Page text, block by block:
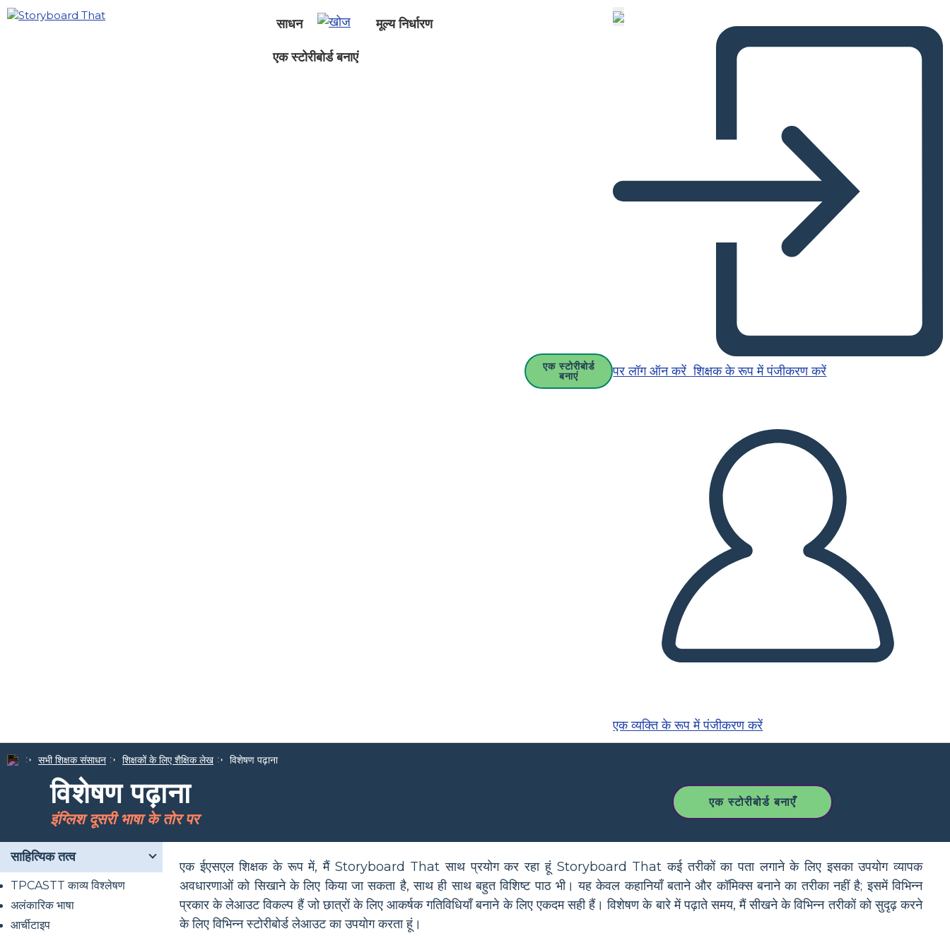
साधन मूल्य निर्धारण
एक स्टोरीबोर्ड बनाएं
एक स्टोरीबोर्ड
बनाएं पर लॉग ऑन करें शिक्षक के रूप में पंजीकरण करें
एक व्यक्ति के रूप में पंजीकरण करें
सभी शिक्षक संसाधन शिक्षकों के लिए शैक्षिक लेख विशेषण पढ़ाना
विशेषण पढ़ाना
इंग्लिश दूसरी भाषा के तोर पर
एक स्टोरीबोर्ड बनाएँ
साहित्यिक तत्व
TPCASTT काव्य विश्लेषण
अलंकारिक भाषा
आर्चीटाइप
एक ईएसएल शिक्षक के रूप में, मैं Storyboard That साथ प्रयोग कर रहा हूं Storyboard That कई तरीकों का पता लगाने के लिए इसका उपयोग व्यापक
अवधारणाओं को सिखाने के लिए किया जा सकता है, साथ ही साथ बहुत विशिष्ट पाठ भी। यह केवल कहानियाँ बताने और कॉमिक्स बनाने का तरीका नहीं है; इसमें विभिन्न
प्रकार के लेआउट विकल्प हैं जो छात्रों के लिए आकर्षक गतिविधियाँ बनाने के लिए एकदम सही हैं। विशेषण के बारे में पढ़ाते समय, मैं सीखने के विभिन्न तरीकों को सुदृढ़ करने
के लिए विभिन्न स्टोरीबोर्ड लेआउट का उपयोग करता हूं।